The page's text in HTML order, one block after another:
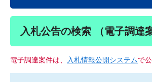
入札公告の検索 （電子調達
電子調達案件は、 入札情報公開システムで